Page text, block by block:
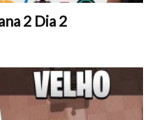
2 Dia 2